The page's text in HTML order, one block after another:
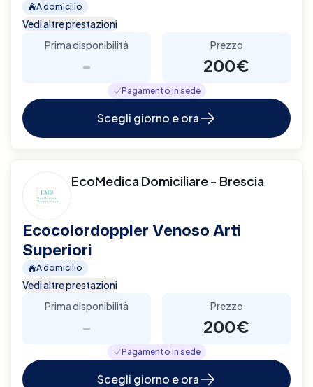
A domicilio
Vedi altre prestazioni
Prima disponibilità
-
Prezzo
200€
Pagamento in sede
Scegli giorno e ora
EcoMedica Domiciliare - Brescia
Ecocolordoppler Venoso Arti
Superiori
A domicilio
Vedi altre prestazioni
Prima disponibilità
-
Prezzo
200€
Pagamento in sede
Scegli giorno e ora